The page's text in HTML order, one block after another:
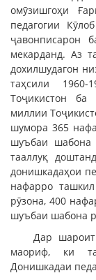
омӯзишгоҳи
педагогии
ҷавонписарон
мекарданд. Аз
дохилшудагон
таҳсили
Тоҷикистон
миллии
шумора 365
шуъбаи
тааллуқ
донишкадаҳои
нафарро
рӯзона, 400
шуъбаи шабона
Дар
маориф, ки
Донишкадаи